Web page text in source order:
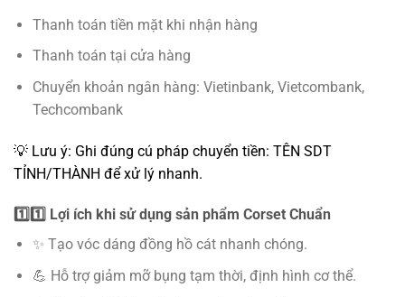
Thanh toán tiền mặt khi nhận hàng
Thanh toán tại cửa hàng
Chuyển khoản ngân hàng: Vietinbank, Vietcombank,
Techcombank
💡 Lưu ý: Ghi đúng cú pháp chuyển tiền: TÊN SDT
TỈNH/THÀNH để xử lý nhanh.
1️⃣1️⃣ Lợi ích khi sử dụng sản phẩm Corset Chuẩn
✨ Tạo vóc dáng đồng hồ cát nhanh chóng.
💪 Hỗ trợ giảm mỡ bụng tạm thời, định hình cơ thể.